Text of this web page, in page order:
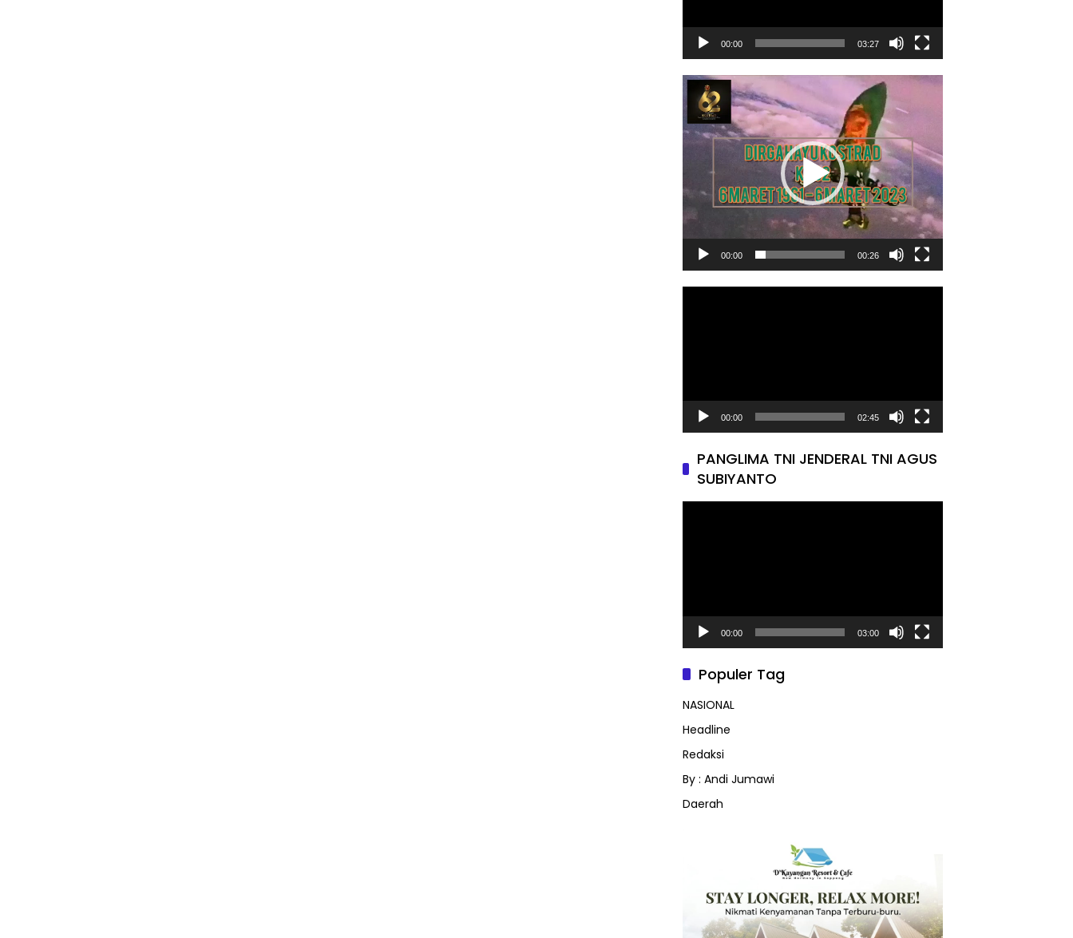
00:00 03:27
Pemutar
Video
00:00 00:26
00:00 02:45
PANGLIMA TNI JENDERAL TNI AGUS
SUBIYANTO
00:00 03:00
Populer Tag
NASIONAL
Headline
Redaksi
By : Andi Jumawi
Daerah